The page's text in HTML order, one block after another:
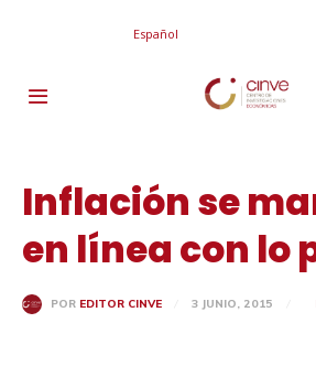
Español
Inflación se
en línea con lo
POR EDITOR CINVE 3 JUNIO, 2015